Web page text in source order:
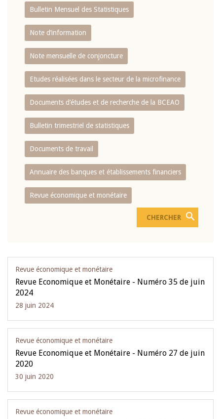
Bulletin Mensuel des Statistiques
Note d’information
Note mensuelle de conjoncture
Etudes réalisées dans le secteur de la microfinance
Documents d’études et de recherche de la BCEAO
Bulletin trimestriel de statistiques
Documents de travail
Annuaire des banques et établissements financiers
Revue économique et monétaire
Revue économique et monétaire
Revue Economique et Monétaire - Numéro 35 de juin
2024
28 juin 2024
Revue économique et monétaire
Revue Economique et Monétaire - Numéro 27 de juin
2020
30 juin 2020
Revue économique et monétaire